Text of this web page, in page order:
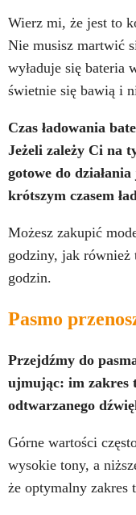
Wierz mi, że jest to
Nie musisz martwić
wyładuje się bateria
świetnie się bawią i
Czas ładowania
Jeżeli zależy Ci na
gotowe do
krótszym czasem
Możesz zakupić
godziny, jak również
godzin.
Pasmo
Przejdźmy do
ujmując: im zakres
odtwarzanego
Górne wartości
wysokie tony, a
że optymalny zakres